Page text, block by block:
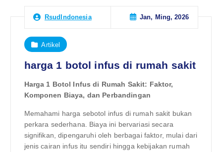
RsudIndonesia Jan, Ming, 2026
Artikel
harga 1 botol infus di rumah sakit
Harga 1 Botol Infus di Rumah Sakit: Faktor,
Komponen Biaya, dan Perbandingan
Memahami harga sebotol infus di rumah sakit bukan
perkara sederhana. Biaya ini bervariasi secara
signifikan, dipengaruhi oleh berbagai faktor, mulai dari
jenis cairan infus itu sendiri hingga kebijakan rumah